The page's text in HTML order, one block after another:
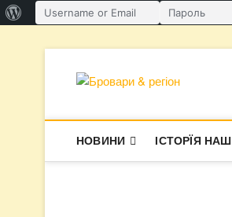
Имя пользователя или email
Пароль
содержимому
НОВИНИ ІСТОРЇЯ